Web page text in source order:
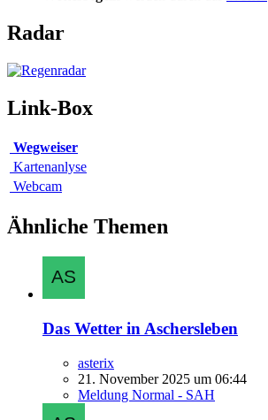
Radar
Link-Box
Wegweiser
Kartenanlyse
Webcam
Ähnliche Themen
Das Wetter in Aschersleben
asterix
21. November 2025 um 06:44
Meldung Normal - SAH